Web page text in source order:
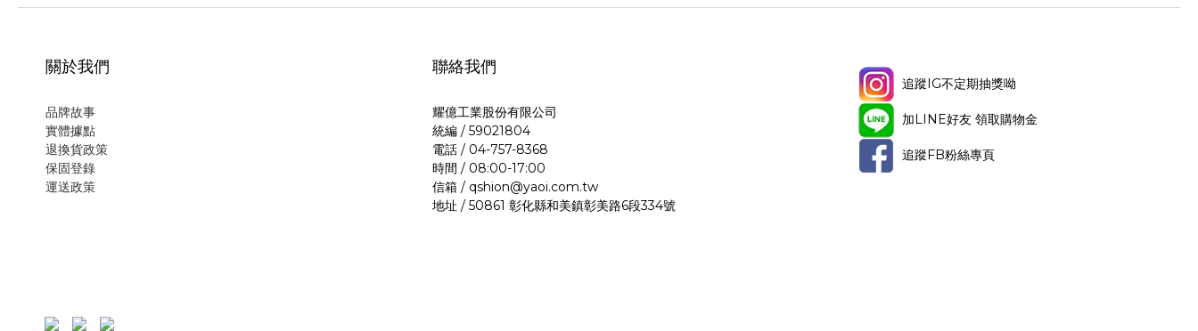
關於我們
品牌故事
實體據點
退換貨政策
保固登錄
運送政策
聯絡我們
耀億工業股份有限公司
統編 / 59021804
電話 / 04-757-8368
時間 / 08:00-17:00
信箱 / qshion@yaoi.com.tw
地址 / 50861 彰化縣和美鎮彰美路6段334號
追蹤IG不定期抽獎呦
加LINE好友 領取購物金
追蹤FB粉絲專頁